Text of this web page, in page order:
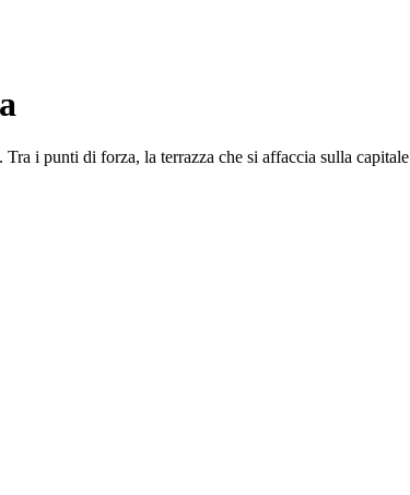
i punti di forza, la terrazza che si affaccia sulla capitale